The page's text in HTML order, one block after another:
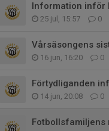
Information inför
25 jul, 15:57 0
Vårsäsongens
16 jun, 16:20 0
Förtydliganden
14 jun, 20:08 0
Fotbollsfamiljens